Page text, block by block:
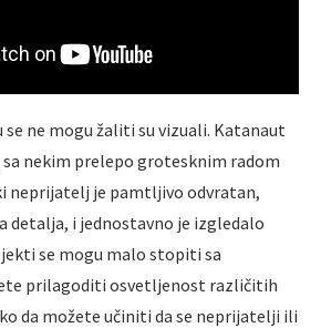
ne mogu žaliti su vizuali. Katanaut
nekim prelepo grotesknim radom
neprijatelj je pamtljivo odvratan,
detalja, i jednostavno je izgledalo
se mogu malo stopiti sa
prilagoditi osvetljenost različitih
da možete učiniti da se neprijatelji ili